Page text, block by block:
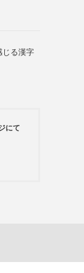
じる漢字
にて